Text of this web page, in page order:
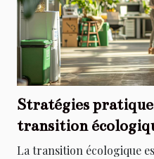
Stratégies
transition
La transition écologique